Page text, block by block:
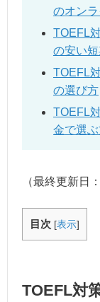
のオン
TOEFL
の安い
TOEFL
の選び方
TOEFL
金で選
（最終更新日：
目次 [表示]
TOEFL対